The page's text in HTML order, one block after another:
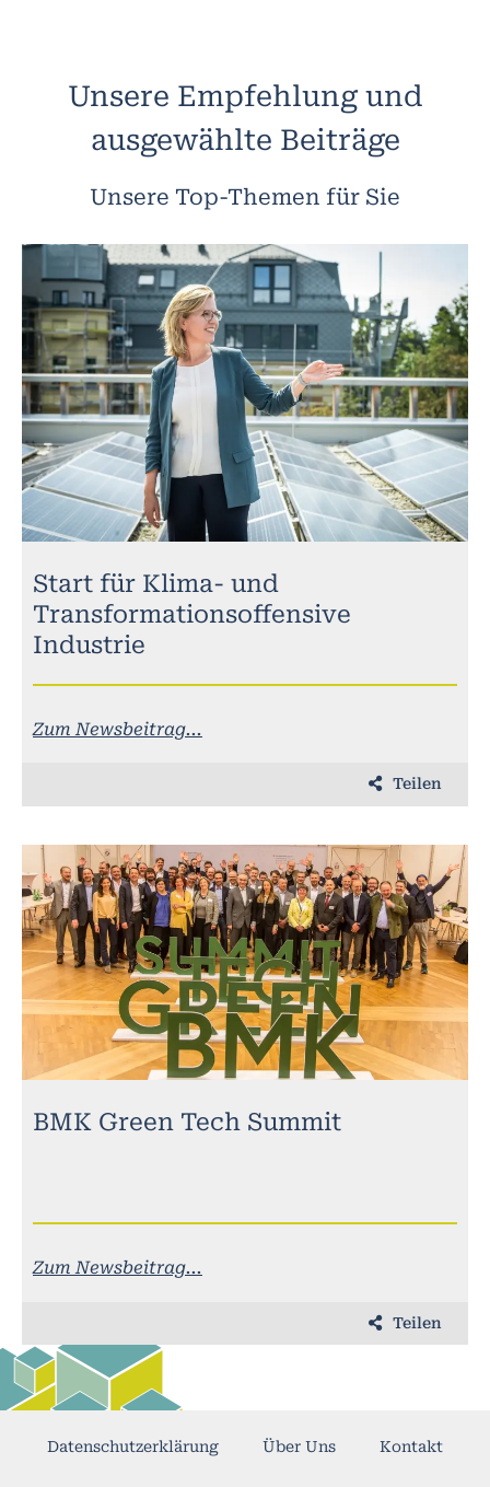
Unsere Empfehlung und
ausgewählte Beiträge
Unsere Top-Themen für Sie
Start für Klima- und
Transformationsoffensive
Industrie
Zum Newsbeitrag...
Teilen
BMK Green Tech Summit
Zum Newsbeitrag...
Teilen
Datenschutzerklärung Über Uns Kontakt